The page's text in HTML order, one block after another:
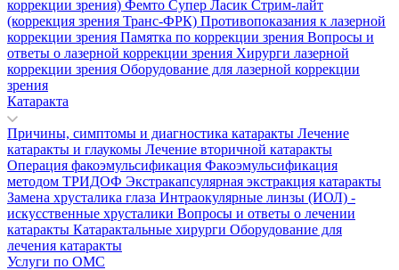
коррекции зрения) Фемто Супер Ласик Стрим-лайт
(коррекция зрения Транс-ФРК) Противопоказания к лазерной
коррекции зрения Памятка по коррекции зрения Вопросы и
ответы о лазерной коррекции зрения Хирурги лазерной
коррекции зрения Оборудование для лазерной коррекции
зрения
Катаракта
Причины, симптомы и диагностика катаракты Лечение
катаракты и глаукомы Лечение вторичной катаракты
Операция факоэмульсификация Факоэмульсификация
методом ТРИДОФ Экстракапсулярная экстракция катаракты
Замена хрусталика глаза Интраокулярные линзы (ИОЛ) -
искусственные хрусталики Вопросы и ответы о лечении
катаракты Катарактальные хирурги Оборудование для
лечения катаракты
Услуги по ОМС